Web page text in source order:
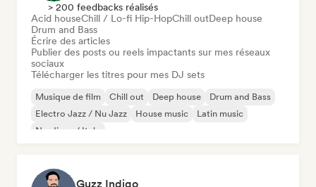
> 200 feedbacks réalisés
Acid houseChill / Lo-fi Hip-HopChill outDeep house
Drum and Bass
Écrire des articles
Publier des posts ou reels impactants sur mes réseaux
sociaux
Télécharger les titres pour mes DJ sets
Musique de film Chill out Deep house
Drum and Bass
Electro Jazz / Nu Jazz
House music
Latin music
Nu-disco / Italo
Guzz Indigo